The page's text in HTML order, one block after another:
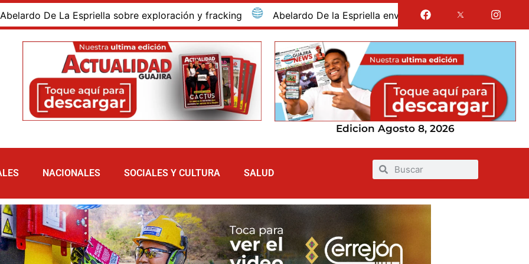
sobre exploración y fracking Abelardo De la Espriella envió un mensaje de respaldo a las Fuerzas Militares y
Edicion Agosto 8, 2026
NACIONALES SOCIALES Y CULTURA SALUD